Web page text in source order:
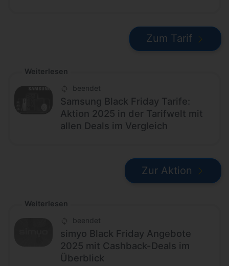
Zum Tarif
Weiterlesen
beendet
Samsung Black Friday Tarife:
Aktion 2025 in der Tarifwelt mit
allen Deals im Vergleich
Zur Aktion
Weiterlesen
beendet
simyo Black Friday Angebote
2025 mit Cashback-Deals im
Überblick